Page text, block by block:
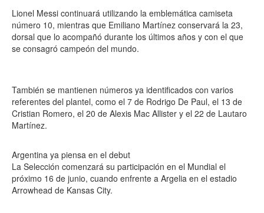
Lionel Messi continuará utilizando la emblemática camiseta
número 10, mientras que Emiliano Martínez conservará la 23,
dorsal que lo acompañó durante los últimos años y con el que
se consagró campeón del mundo.
También se mantienen números ya identificados con varios
referentes del plantel, como el 7 de Rodrigo De Paul, el 13 de
Cristian Romero, el 20 de Alexis Mac Allister y el 22 de Lautaro
Martínez.
Argentina ya piensa en el debut
La Selección comenzará su participación en el Mundial el
próximo 16 de junio, cuando enfrente a Argelia en el estadio
Arrowhead de Kansas City.